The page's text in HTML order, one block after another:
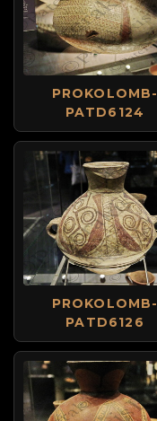
PROKOLOMB-
PATD6124
PROKOLOMB-
PATD6126